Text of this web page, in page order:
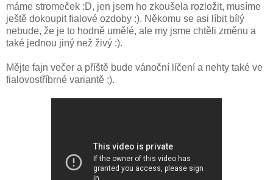
máme stromeček :D, jen jsem ho zkoušela rozložit, musíme
ještě dokoupit fialové ozdoby :). Někomu se asi líbit bílý
nebude, že je to hodně umělé, ale my jsme chtěli změnu a
také jednou jiný než živý :).
Mějte fajn večer a příště bude vánoční líčení a nehty také ve
fialovostříbrné variantě ;).